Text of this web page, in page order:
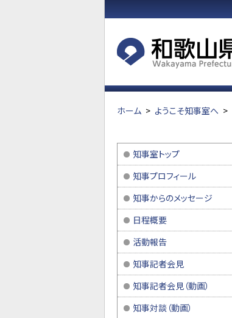
ホーム > ようこそ知事室へ >
知事室トップ
知事プロフィール
知事からのメッセージ
日程概要
活動報告
知事記者会見
知事記者会見（動画）
知事対談（動画）